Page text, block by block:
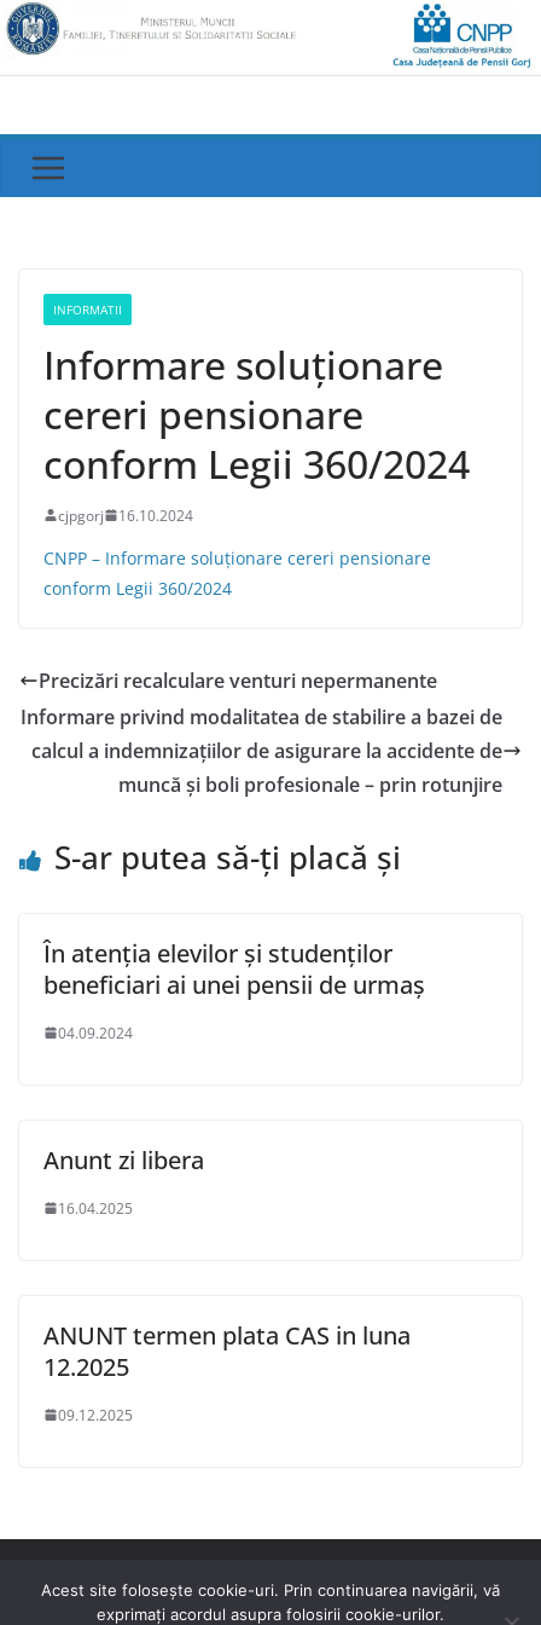
Skip
to
content
INFORMATII
Informare soluționare
cereri pensionare
conform Legii 360/2024
cjpgorj 16.10.2024
CNPP – Informare soluționare cereri pensionare
conform Legii 360/2024
Precizări recalculare venturi nepermanente
Informare privind modalitatea de stabilire a bazei de
calcul a indemnizațiilor de asigurare la accidente de
muncă și boli profesionale – prin rotunjire
S-ar putea să-ți placă și
În atenția elevilor și studenților
beneficiari ai unei pensii de urmaș
04.09.2024
Anunt zi libera
16.04.2025
ANUNT termen plata CAS in luna
12.2025
09.12.2025
Drepturi de autor © 2026 Casa Județeană de Pensii Gorj.
Toate drepturile rezervate.
Acest site foloseşte cookie-uri. Prin continuarea navigării, vă
exprimaţi acordul asupra folosirii cookie-urilor.